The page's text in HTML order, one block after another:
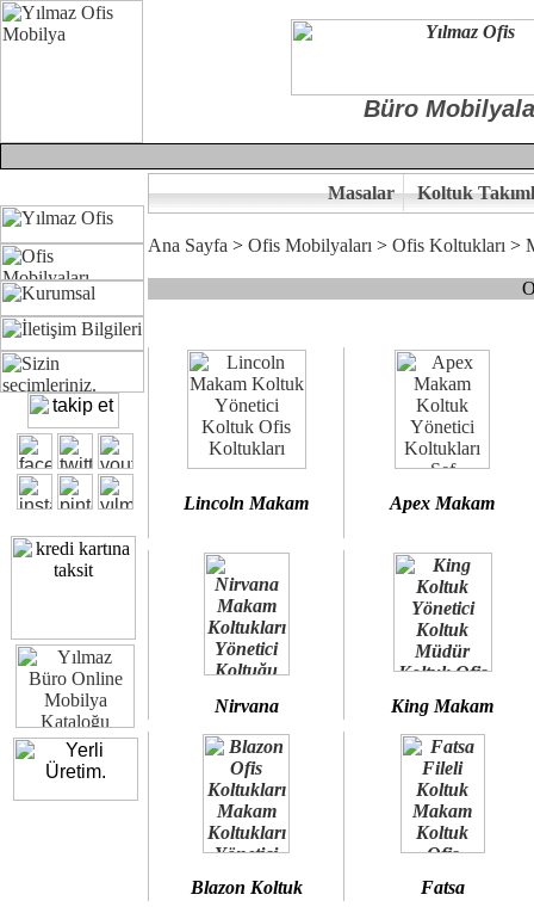
Büro
Ofisinizin dekorasyonunda ergonomi ve kaliteye önem
Çünkü sitemizde bulunan seçkin bürosit, goldsit ve modern
Size yakışan ofis koltuk tasarımına gelin birlikte karar verelim.
Kalite ve ergonomiyi arıyanların tercihi...Yılmaz Büro Mobilya
Masalar Koltuk
Ana Sayfa > Ofis Mobilyaları > Ofis Koltukları >
Lincoln Makam Apex Makam
Nirvana King Makam
Blazon Koltuk Fatsa